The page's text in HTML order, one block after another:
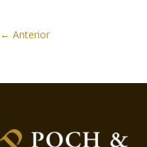
←Anterior